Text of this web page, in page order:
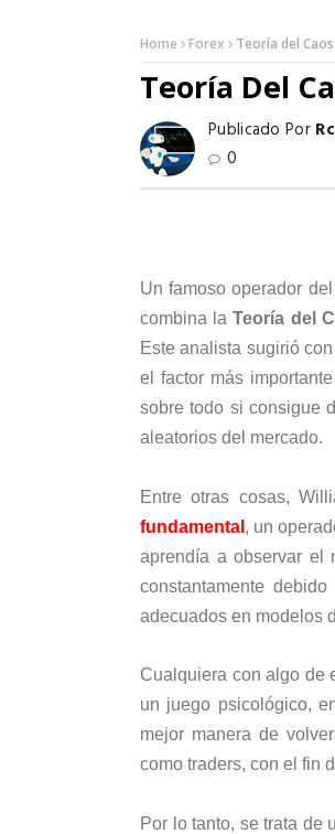
Home Forex Teoría del
Teoría Del
Publicado Por
0
Un famoso operador
combina laTeoría del
Este analista sugirió
el factor más
sobre todo si consigue
aleatorios del mercado.
Entre otras cosas,
fundamental , un
aprendía a observar el
constantamente
adecuados en modelos
Cualquiera con algo de
un juego psicológico,
mejor manera de
como traders, con el fin
Por lo tanto, se trata de